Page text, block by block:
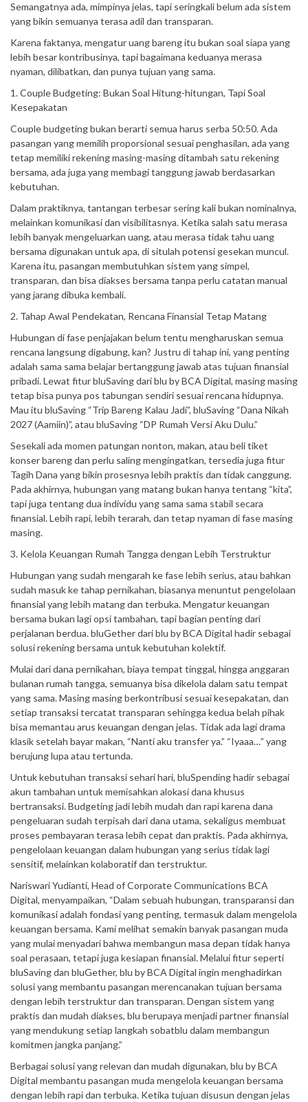
Semangatnya ada, mimpinya jelas, tapi seringkali belum ada sistem
yang bikin semuanya terasa adil dan transparan.
Karena faktanya, mengatur uang bareng itu bukan soal siapa yang
lebih besar kontribusinya, tapi bagaimana keduanya merasa
nyaman, dilibatkan, dan punya tujuan yang sama.
1. Couple Budgeting: Bukan Soal Hitung-hitungan, Tapi Soal
Kesepakatan
Couple budgeting bukan berarti semua harus serba 50:50. Ada
pasangan yang memilih proporsional sesuai penghasilan, ada yang
tetap memiliki rekening masing-masing ditambah satu rekening
bersama, ada juga yang membagi tanggung jawab berdasarkan
kebutuhan.
Dalam praktiknya, tantangan terbesar sering kali bukan nominalnya,
melainkan komunikasi dan visibilitasnya. Ketika salah satu merasa
lebih banyak mengeluarkan uang, atau merasa tidak tahu uang
bersama digunakan untuk apa, di situlah potensi gesekan muncul.
Karena itu, pasangan membutuhkan sistem yang simpel,
transparan, dan bisa diakses bersama tanpa perlu catatan manual
yang jarang dibuka kembali.
2. Tahap Awal Pendekatan, Rencana Finansial Tetap Matang
Hubungan di fase penjajakan belum tentu mengharuskan semua
rencana langsung digabung, kan? Justru di tahap ini, yang penting
adalah sama sama belajar bertanggung jawab atas tujuan finansial
pribadi. Lewat fitur bluSaving dari blu by BCA Digital, masing masing
tetap bisa punya pos tabungan sendiri sesuai rencana hidupnya.
Mau itu bluSaving “Trip Bareng Kalau Jadi”, bluSaving “Dana Nikah
2027 (Aamiin)”, atau bluSaving “DP Rumah Versi Aku Dulu.”
Sesekali ada momen patungan nonton, makan, atau beli tiket
konser bareng dan perlu saling mengingatkan, tersedia juga fitur
Tagih Dana yang bikin prosesnya lebih praktis dan tidak canggung.
Pada akhirnya, hubungan yang matang bukan hanya tentang “kita”,
tapi juga tentang dua individu yang sama sama stabil secara
finansial. Lebih rapi, lebih terarah, dan tetap nyaman di fase masing
masing.
3. Kelola Keuangan Rumah Tangga dengan Lebih Terstruktur
Hubungan yang sudah mengarah ke fase lebih serius, atau bahkan
sudah masuk ke tahap pernikahan, biasanya menuntut pengelolaan
finansial yang lebih matang dan terbuka. Mengatur keuangan
bersama bukan lagi opsi tambahan, tapi bagian penting dari
perjalanan berdua. bluGether dari blu by BCA Digital hadir sebagai
solusi rekening bersama untuk kebutuhan kolektif.
Mulai dari dana pernikahan, biaya tempat tinggal, hingga anggaran
bulanan rumah tangga, semuanya bisa dikelola dalam satu tempat
yang sama. Masing masing berkontribusi sesuai kesepakatan, dan
setiap transaksi tercatat transparan sehingga kedua belah pihak
bisa memantau arus keuangan dengan jelas. Tidak ada lagi drama
klasik setelah bayar makan, “Nanti aku transfer ya.” “Iyaaa…” yang
berujung lupa atau tertunda.
Untuk kebutuhan transaksi sehari hari, bluSpending hadir sebagai
akun tambahan untuk memisahkan alokasi dana khusus
bertransaksi. Budgeting jadi lebih mudah dan rapi karena dana
pengeluaran sudah terpisah dari dana utama, sekaligus membuat
proses pembayaran terasa lebih cepat dan praktis. Pada akhirnya,
pengelolaan keuangan dalam hubungan yang serius tidak lagi
sensitif, melainkan kolaboratif dan terstruktur.
Nariswari Yudianti, Head of Corporate Communications BCA
Digital, menyampaikan, “Dalam sebuah hubungan, transparansi dan
komunikasi adalah fondasi yang penting, termasuk dalam mengelola
keuangan bersama. Kami melihat semakin banyak pasangan muda
yang mulai menyadari bahwa membangun masa depan tidak hanya
soal perasaan, tetapi juga kesiapan finansial. Melalui fitur seperti
bluSaving dan bluGether, blu by BCA Digital ingin menghadirkan
solusi yang membantu pasangan merencanakan tujuan bersama
dengan lebih terstruktur dan transparan. Dengan sistem yang
praktis dan mudah diakses, blu berupaya menjadi partner finansial
yang mendukung setiap langkah sobatblu dalam membangun
komitmen jangka panjang.”
Berbagai solusi yang relevan dan mudah digunakan, blu by BCA
Digital membantu pasangan muda mengelola keuangan bersama
dengan lebih rapi dan terbuka. Ketika tujuan disusun dengan jelas